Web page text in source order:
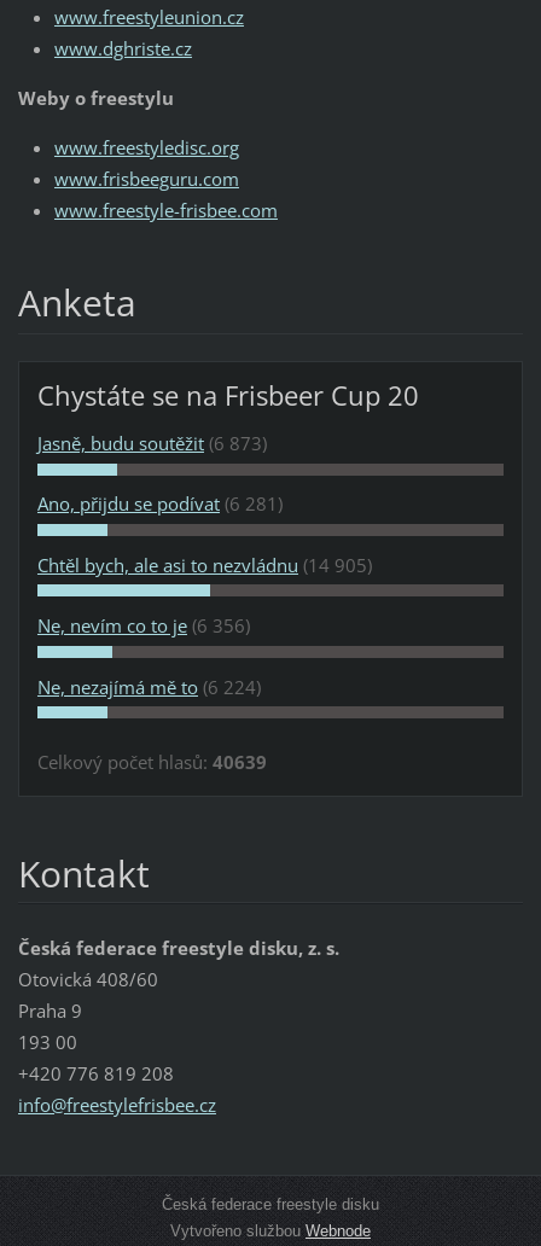
www.freestyleunion.cz
www.dghriste.cz
Weby o freestylu
www.freestyledisc.org
www.frisbeeguru.com
www.freestyle-frisbee.com
Anketa
Chystáte se na Frisbeer Cup 20
Jasně, budu soutěžit (6 873)
Ano, přijdu se podívat (6 281)
Chtěl bych, ale asi to nezvládnu (14 905)
Ne, nevím co to je (6 356)
Ne, nezajímá mě to (6 224)
Celkový počet hlasů: 40639
Kontakt
Česká federace freestyle disku, z. s.
Otovická 408/60
Praha 9
193 00
+420 776 819 208
info@freestylefrisbee.cz
Česká federace freestyle disku
Vytvořeno službou Webnode